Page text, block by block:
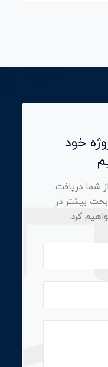
خود
شما دریافت
بیشتر در
کرد.